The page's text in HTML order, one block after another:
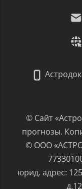
© Сайт
прогнозы.
© ООО
юрид. адрес: